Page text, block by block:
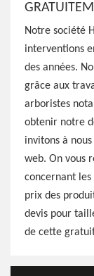
Notre société
interventions
des années.
grâce aux
arboristes
obtenir notre
invitons à
web. On vous
concernant
prix des
devis pour
de cette